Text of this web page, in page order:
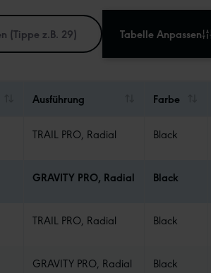
Tabelle Anpassen
Ausführung Farbe
TRAIL PRO, Radial Black
GRAVITY PRO, Radial Black
TRAIL PRO, Radial Black
GRAVITY PRO, Radial Black